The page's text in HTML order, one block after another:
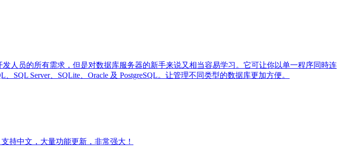
人员的所有需求，但是对数据库服务器的新手来说又相当容易学习。它可让你以单一程序同時连
Server、SQLite、Oracle 及 PostgreSQL。让管理不同类型的数据库更加方便。
持中文，大量功能更新，非常强大！